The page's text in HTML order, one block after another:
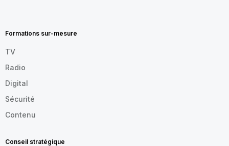
FR
Formations sur-mesure
TV
Radio
Digital
Sécurité
Contenu
Conseil stratégique